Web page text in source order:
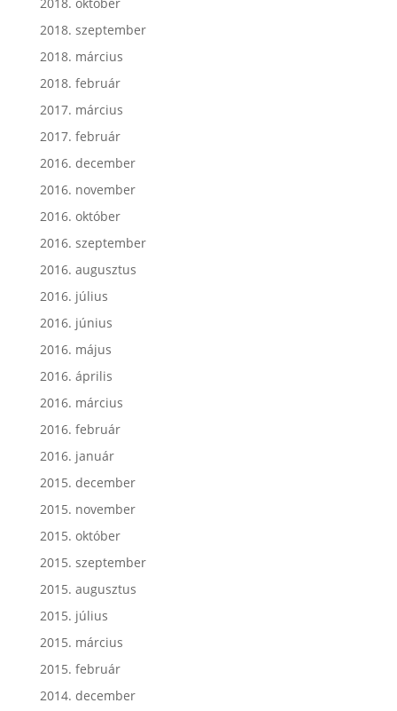
2018. szeptember
2018. március
2018. február
2017. március
2017. február
2016. december
2016. november
2016. október
2016. szeptember
2016. augusztus
2016. július
2016. június
2016. május
2016. április
2016. március
2016. február
2016. január
2015. december
2015. november
2015. október
2015. szeptember
2015. augusztus
2015. július
2015. március
2015. február
2014. december